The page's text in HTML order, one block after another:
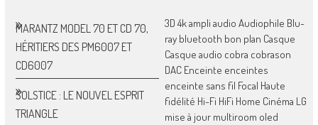
MARANTZ MODEL 70 ET CD 70,
HÉRITIERS DES PM6007 ET
CD6007
SOLSTICE : LE NOUVEL ESPRIT
TRIANGLE
3D 4kampli audio Audiophile Blu-
ray bluetooth bon plan Casque
Casque audio cobra cobrason
DAC Enceinte enceintes
enceinte sans fil Focal Haute
fidélité Hi-Fi HiFi Home Cinéma LG
mise à jour multiroom oled